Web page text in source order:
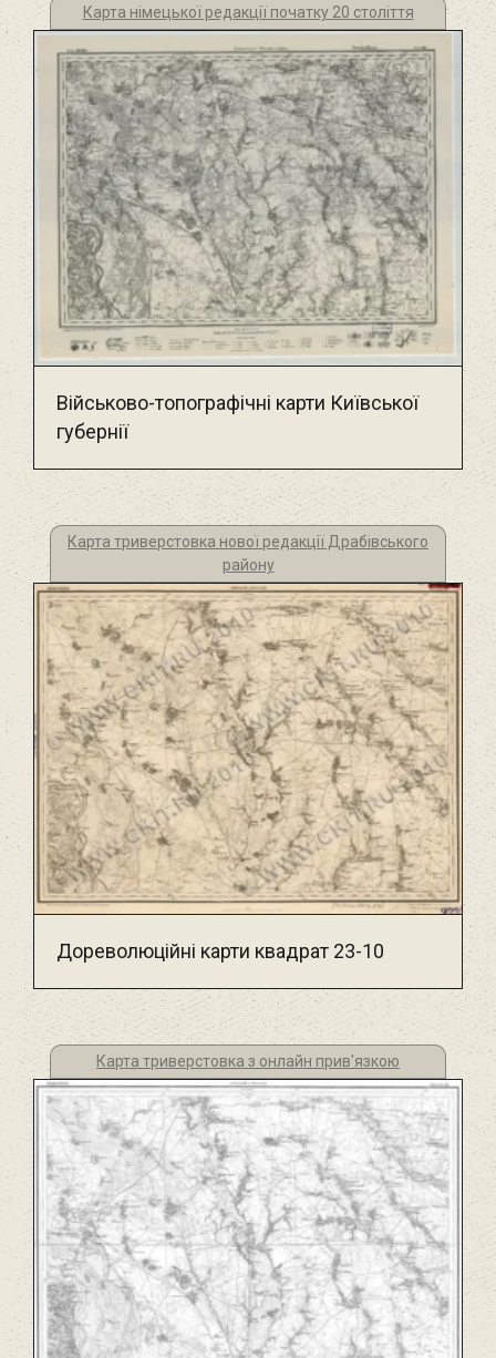
Карта німецької редакції початку 20 століття
Військово-топографічні карти Київської
губернії
Карта триверстовка нової редакції Драбівського
району
Дореволюційні карти квадрат 23-10
Карта триверстовка з онлайн прив'язкою